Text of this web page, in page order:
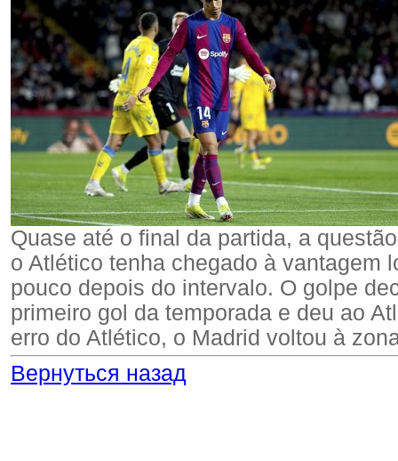
Quase até o final da partida, a
o Atlético tenha chegado à vantagem
pouco depois do intervalo. O golpe
primeiro gol da temporada e deu ao
erro do Atlético, o Madrid voltou à
Вернуться назад